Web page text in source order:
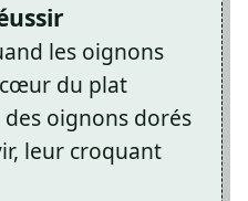
les oignons
du plat
oignons dorés
leur croquant